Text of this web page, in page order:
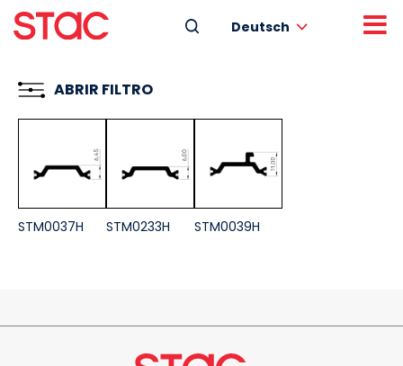
Deutsch
ABRIR FILTRO
STM0037H STM0233H STM0039H